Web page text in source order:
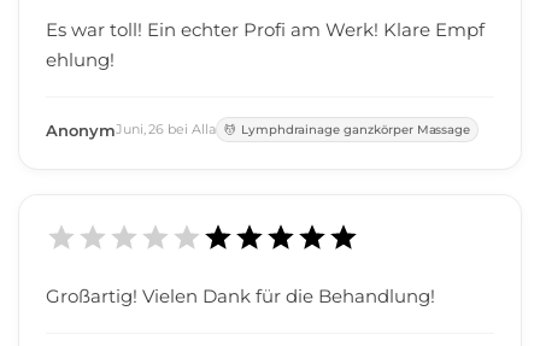
Es war toll! Ein echter Profi am Werk! Klare Empf
ehlung!
AnonymJuni,26 beiAlla Lymphdrainage ganzkörper Massage
Großartig! Vielen Dank für die Behandlung!